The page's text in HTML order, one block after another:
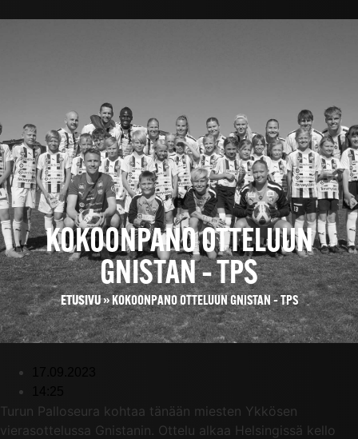
KOKOONPANO OTTELUUN
GNISTAN – TPS
ETUSIVU»KOKOONPANO OTTELUUN GNISTAN – TPS
Turun Palloseura kohtaa tänään miesten Ykkösen
vierasottelussa Gnistanin. Ottelu alkaa Helsingissä kello